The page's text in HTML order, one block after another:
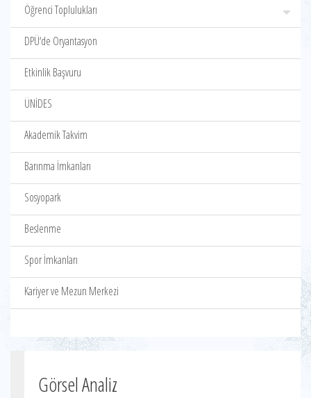
Öğrenci Toplulukları
DPÜ‘de Oryantasyon
Etkinlik Başvuru
ÜNİDES
Akademik Takvim
Barınma İmkanları
Sosyopark
Beslenme
Spor İmkanları
Kariyer ve Mezun Merkezi
Görsel Analiz